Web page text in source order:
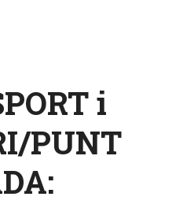
i
PUNT